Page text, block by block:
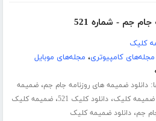
جم - شماره 521
کلیک
مجله‌های کامپیوتری، مجله‌های موبایل
دانلود ضمیمه های روزنامه جام جم،ضمیمه
ضمیمه کلیک،دانلود کلیک 521 ،ضمیمه کلیک
جم،دانلود ضمیمه کلیک